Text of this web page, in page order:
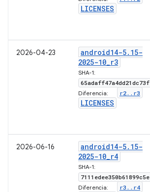
LICENSES
2026-04-23 android14-5. 15-
2025-10_r3
SHA-1:
65adaff47a4dd21dc73f
Diferencia: r2. . r3
LICENSES
2026-06-16 android14-5. 15-
2025-10_r4
SHA-1:
7111edee350b61899c5e
Diferencia: r3 . . r4